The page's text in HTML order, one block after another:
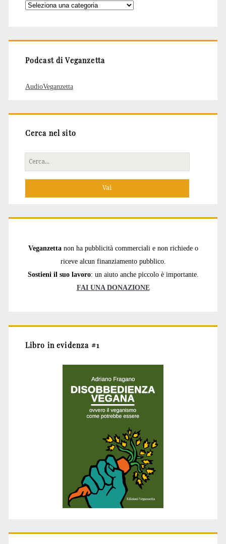
Categorie
Podcast di Veganzetta
AudioVeganzetta
Cerca nel sito
Cerca
per:
Veganzetta non ha pubblicità commerciali e non richiede o
riceve alcun finanziamento pubblico.
Sostieni il suo lavoro: un aiuto anche piccolo è importante.
FAI UNA DONAZIONE
Libro in evidenza #1